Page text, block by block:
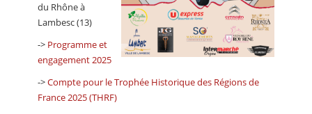
du Rhône à
Lambesc (13)
-> Programme et
engagement 2025
->Compte pour le Trophée Historique des Régions de
France 2025 (THRF)